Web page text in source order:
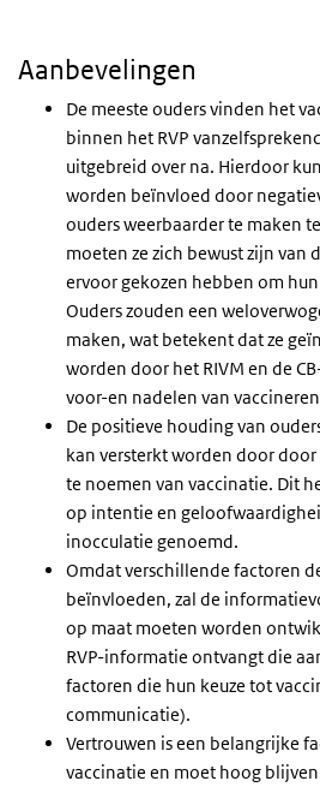
Aanbevelingen
De meeste ouders vinden het
binnen het RVP
uitgebreid over na. Hierdoor
worden beïnvloed door
ouders weerbaarder te maken
moeten ze zich bewust zijn van
ervoor gekozen hebben om
Ouders zouden een
maken, wat betekent dat ze
worden door het RIVM en de
voor-en nadelen van
De positieve houding van
kan versterkt worden door
te noemen van vaccinatie. Dit
op intentie en
inocculatie genoemd.
Omdat verschillende factoren
beïnvloeden, zal de
op maat moeten worden
RVP-informatie ontvangt die
factoren die hun keuze tot
communicatie).
Vertrouwen is een belangrijke
vaccinatie en moet hoog